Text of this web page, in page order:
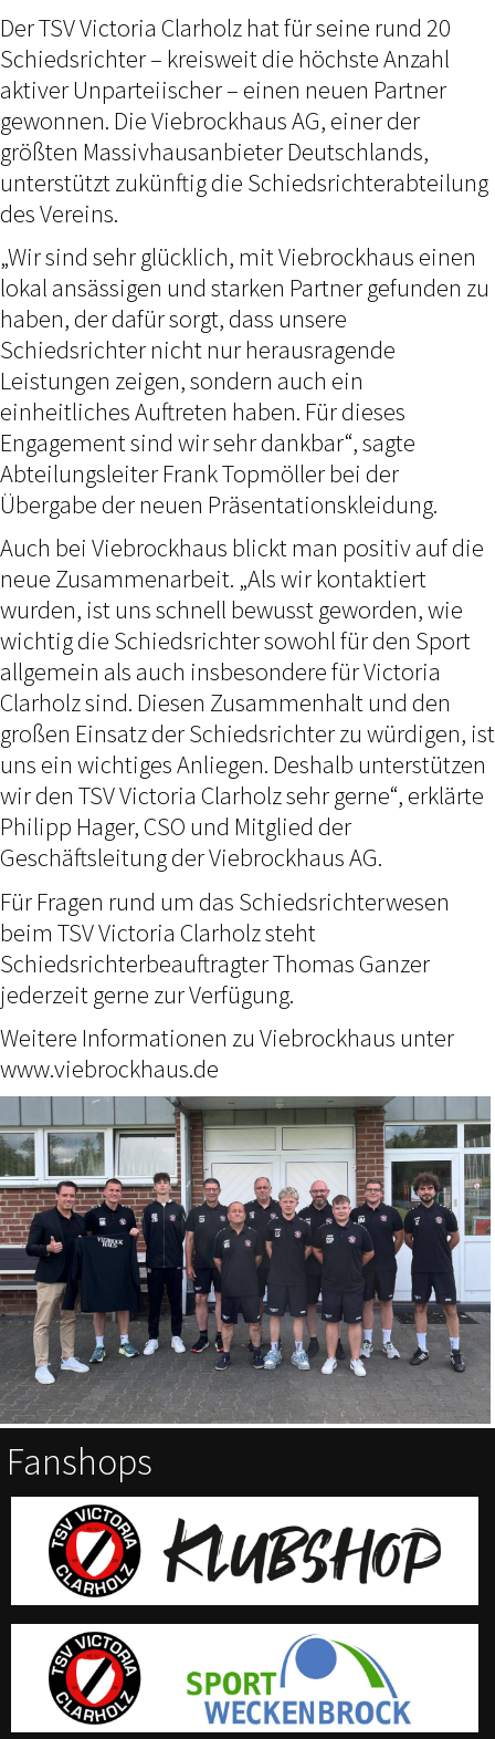
Der TSV Victoria Clarholz hat für seine rund 20
Schiedsrichter – kreisweit die höchste Anzahl
aktiver Unparteiischer – einen neuen Partner
gewonnen. Die Viebrockhaus AG, einer der
größten Massivhausanbieter Deutschlands,
unterstützt zukünftig die Schiedsrichterabteilung
des Vereins.
„Wir sind sehr glücklich, mit Viebrockhaus einen
lokal ansässigen und starken Partner gefunden zu
haben, der dafür sorgt, dass unsere
Schiedsrichter nicht nur herausragende
Leistungen zeigen, sondern auch ein
einheitliches Auftreten haben. Für dieses
Engagement sind wir sehr dankbar“, sagte
Abteilungsleiter Frank Topmöller bei der
Übergabe der neuen Präsentationskleidung.
Auch bei Viebrockhaus blickt man positiv auf die
neue Zusammenarbeit. „Als wir kontaktiert
wurden, ist uns schnell bewusst geworden, wie
wichtig die Schiedsrichter sowohl für den Sport
allgemein als auch insbesondere für Victoria
Clarholz sind. Diesen Zusammenhalt und den
großen Einsatz der Schiedsrichter zu würdigen, ist
uns ein wichtiges Anliegen. Deshalb unterstützen
wir den TSV Victoria Clarholz sehr gerne“, erklärte
Philipp Hager, CSO und Mitglied der
Geschäftsleitung der Viebrockhaus AG.
Für Fragen rund um das Schiedsrichterwesen
beim TSV Victoria Clarholz steht
Schiedsrichterbeauftragter Thomas Ganzer
jederzeit gerne zur Verfügung.
Weitere Informationen zu Viebrockhaus unter
www.viebrockhaus.de
Fanshops